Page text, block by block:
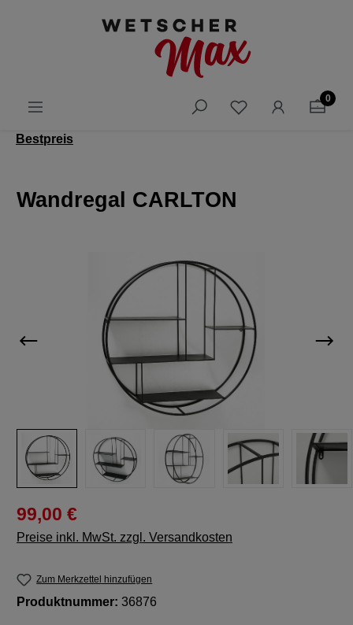
0
Bestpreis
Wandregal CARLTON
Bildergalerie überspringen
99,00 €
Preise inkl. MwSt. zzgl. Versandkosten
Zum Merkzettel hinzufügen
Produktnummer: 36876